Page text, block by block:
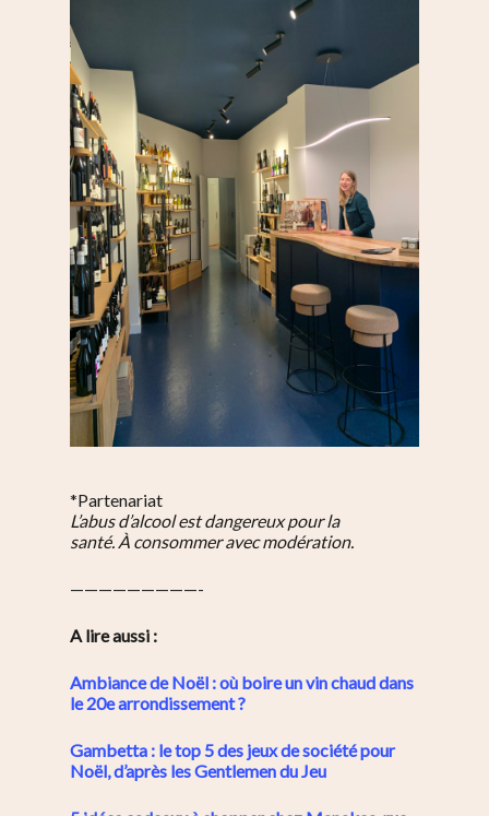
*Partenariat
L’abus d’alcool est dangereux pour la
santé. À consommer avec modération.
—————————-
A lire aussi :
Ambiance de Noël : où boire un vin chaud dans
le 20e arrondissement ?
Gambetta : le top 5 des jeux de société pour
Noël, d’après les Gentlemen du Jeu